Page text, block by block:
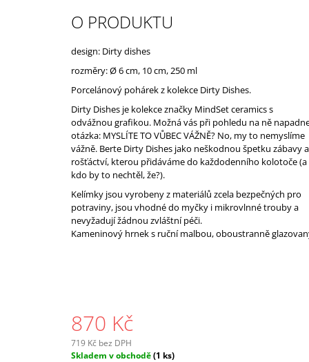
O PRODUKTU
design: Dirty dishes
rozměry:Ø 6 cm, 10 cm, 250 ml
Porcelánový pohárek z kolekce Dirty Dishes.
Dirty Dishes je kolekce značky MindSet ceramics s
odvážnou grafikou. Možná vás při pohledu na ně
otázka: MYSLÍTE TO VŮBEC VÁŽNĚ? No, my to nemyslíme
vážně. Berte Dirty Dishes jako neškodnou špetku zábavy a
rošťáctví, kterou přidáváme do každodenního kolotoče (a
kdo by to nechtěl, že?).
Kelímky jsou vyrobeny z materiálů zcela bezpečných pro
potraviny, jsou vhodné do myčky i mikrovlnné trouby a
nevyžadují žádnou zvláštní péči.
Kameninový hrnek s ruční malbou, oboustranně
870 Kč
719 Kč bez DPH
Měrná
Skladem v obchodě(1 ks)